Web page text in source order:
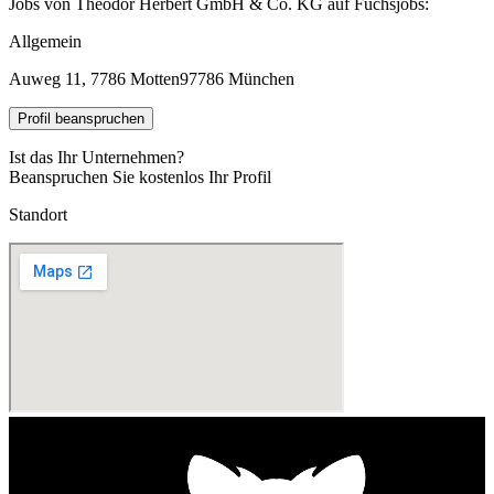
Allgemein
Auweg 11, 7786 Motten97786 München
Profil beanspruchen
Ist das Ihr Unternehmen?
Beanspruchen Sie kostenlos Ihr Profil
Standort